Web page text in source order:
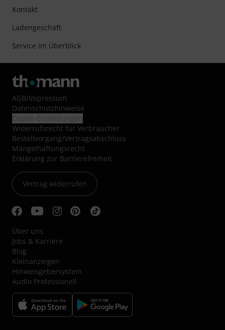
Kontakt
Ladengeschäft
Service im Überblick
AGB/Impressum
Datenschutzhinweise
Widerrufsrecht für Verbraucher
Bestellvorgang/Vertragsabschluss
Mängelhaftungsrecht
Erklärung zur Barrierefreiheit
Vertrag widerrufen
Über uns
Jobs & Karriere
Blog
Kleinanzeigen
Hinweisgebersystem
Audio Professionell